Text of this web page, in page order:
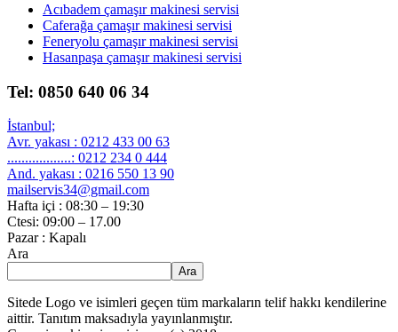
Acıbadem çamaşır makinesi servisi
Caferağa çamaşır makinesi servisi
Feneryolu çamaşır makinesi servisi
Hasanpaşa çamaşır makinesi servisi
Tel: 0850 640 06 34
İstanbul;
Avr. yakası : 0212 433 00 63
..................: 0212 234 0 444
And. yakası : 0216 550 13 90
mailservis34@gmail.com
Hafta içi : 08:30 – 19:30
Ctesi: 09:00 – 17.00
Pazar : Kapalı
Ara
Ara
Sitede Logo ve isimleri geçen tüm markaların telif hakkı kendilerine
aittir. Tanıtım maksadıyla yayınlanmıştır.